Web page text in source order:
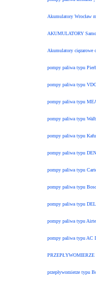
Akumulatory Wrocław
AKUMULATORY
Akumulatory cięzarowe
pompy paliwa typu
pompy paliwa typu
pompy paliwa typu
pompy paliwa typu
pompy paliwa typu
pompy paliwa typu
pompy paliwa typu
pompy paliwa typu
pompy paliwa typu
pompy paliwa typu
pompy paliwa typu AC
PRZEPŁYWOMIERZE
przepływomierze typu